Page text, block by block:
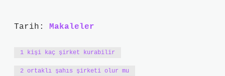
Tarih: Makaleler
1 kişi kaç şirket kurabilir
2 ortaklı şahıs şirketi olur mu